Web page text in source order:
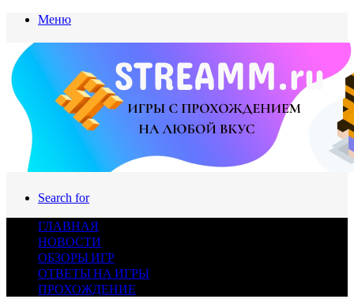
Меню
Search for
ГЛАВНАЯ
НОВОСТИ
ОБЗОРЫ ИГР
ОТВЕТЫ НА ИГРЫ
ПРОХОЖДЕНИЕ